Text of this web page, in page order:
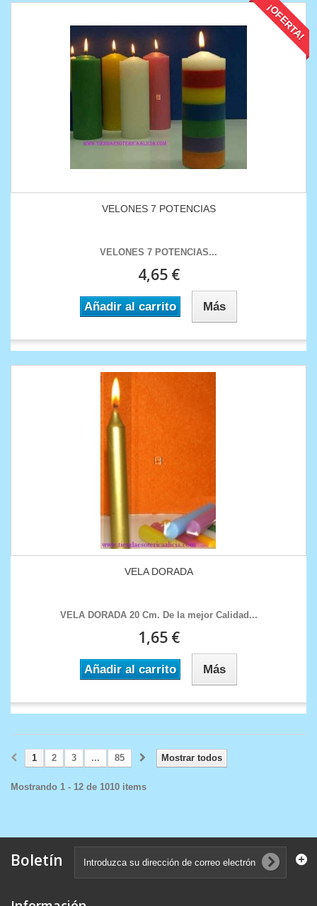
¡OFERTA!
VELONES 7 POTENCIAS
VELONES 7 POTENCIAS ...
4,65 €
Añadir al carrito Más
VELA DORADA
VELA DORADA 20 Cm. De la mejor Calidad...
1,65 €
Añadir al carrito Más
Mostrar todos
1 2 3 ... 85
Mostrando 1 - 12 de 1010 items
Boletín